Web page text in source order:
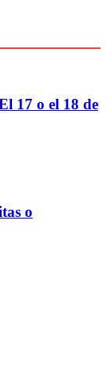
17 o el 18 de
o